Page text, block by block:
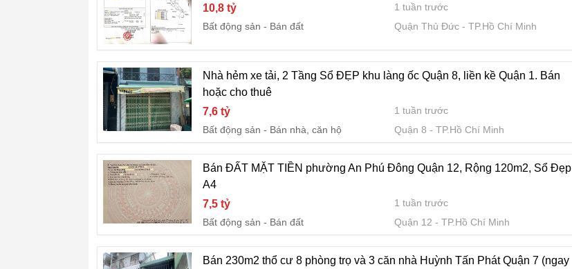
10,8 tỷ
1 tuần trước
Bất động sản
Bán đất Quận Thủ Đức TP.Hồ Chí Minh
Nhà hẻm xe tải, 2 Tầng Sổ ĐẸP khu làng ốc Quận 8, liền kề Quận 1. Bán
hoặc cho thuê
7,6 tỷ
1 tuần trước
Bất động sản
Bán nhà, căn hộ Quận 8 TP.Hồ Chí Minh
Bán ĐẤT MẶT TIỀN phường An Phú Đông Quận 12, Rộng 120m2, Sổ Đẹp
A4
7,5 tỷ
1 tuần trước
Bất động sản
Bán đất Quận 12 TP.Hồ Chí Minh
Bán 230m2 thổ cư 8 phòng trọ và 3 căn nhà Huỳnh Tấn Phát Quận 7 (ngay